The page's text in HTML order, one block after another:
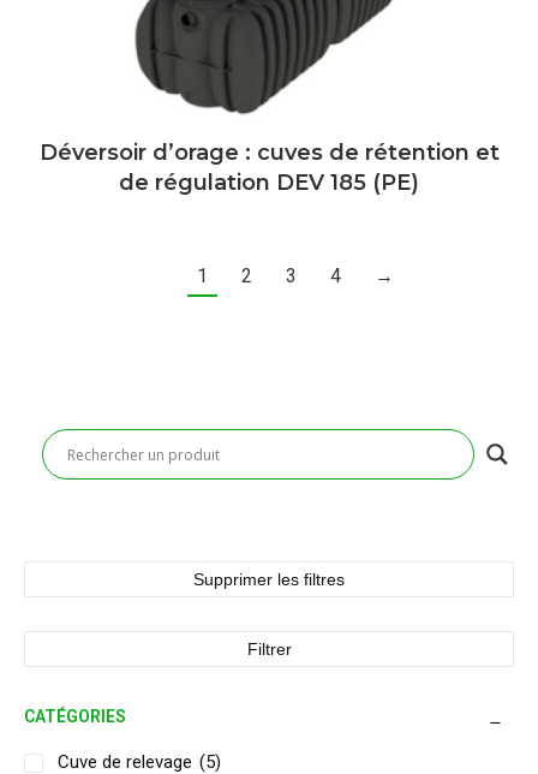
Déversoir d’orage : cuves de rétention et
de régulation DEV 185 (PE)
1 2 3 4 →
Supprimer les filtres
Filtrer
CATÉGORIES
Cuve de relevage (5)